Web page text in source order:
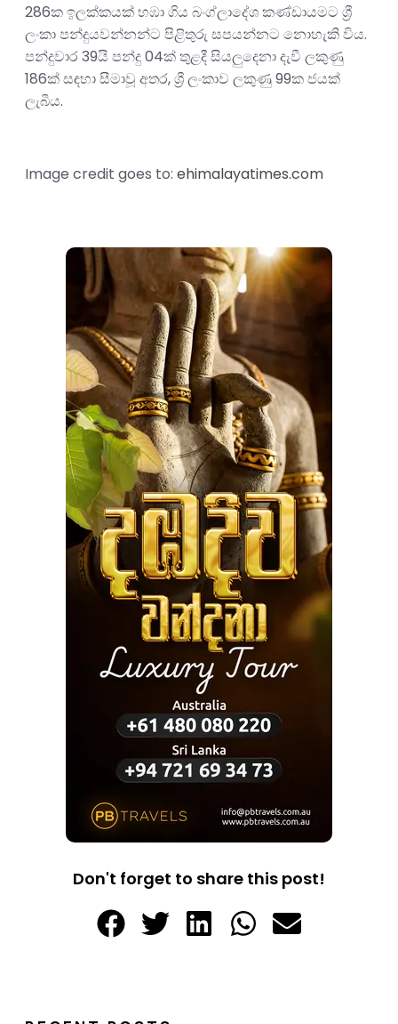
286ක ඉලක්කයක් හඹා ගිය බංග්ලාදේශ කණ්ඩායමට ශ්‍රී
ලංකා පන්දුයවන්නන්ට පිළිතුරු සපයන්නට නොහැකි විය.
පන්දුවාර 39යි පන්දු 04ක් තුළදී සියලුදෙනා දැවී ලකුණු
186ක් සඳහා සීමාවූ අතර, ශ්‍රී ලංකාව ලකුණු 99ක ජයක්
ලැබීය.
Image credit goes to: ehimalayatimes.com
Don't forget to share this post!